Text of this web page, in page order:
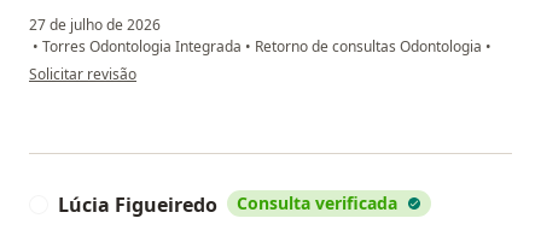
27 de julho de 2026
• Torres Odontologia Integrada • Retorno de consultas Odontologia •
na opinião do utilizador Marcos Nascimento
Solicitar revisão
Lúcia Figueiredo Consulta verificada